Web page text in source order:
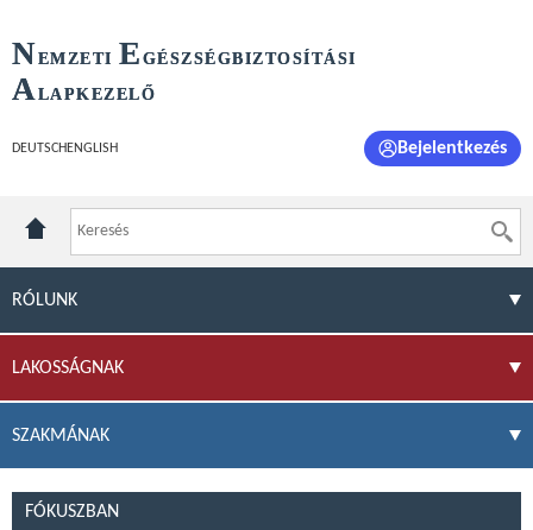
NEMZETI E GÉSZSÉGBIZTOSÍTÁSI
ALAPKEZELŐ
DEUTSCH ENGLISH Bejelentkezés
RÓLUNK
LAKOSSÁGNAK
SZAKMÁNAK
FÓKUSZBAN